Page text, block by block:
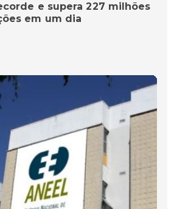
e supera 227 milhões
em um dia